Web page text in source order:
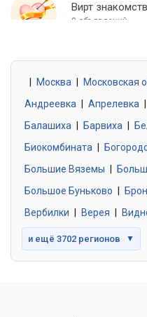
Вирт
0 объявлений
0 объявлений
Знакомства
0 объявлений
Москва Московская
Андреевка
Апрелевка
Балашиха
Барвиха
Биокомбината
Большие Вяземы
Большое Буньково
Вербилки
Верея
и ещё 3702 регионов ▼